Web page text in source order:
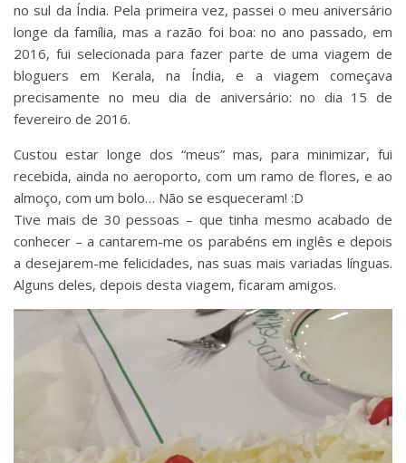
no sul da Índia. Pela primeira vez, passei o meu aniversário
longe da família, mas a razão foi boa: no ano passado, em
2016, fui selecionada para fazer parte de uma viagem de
bloguers em Kerala, na Índia, e a viagem começava
precisamente no meu dia de aniversário: no dia 15 de
fevereiro de 2016.
Custou estar longe dos “meus” mas, para minimizar, fui
recebida, ainda no aeroporto, com um ramo de flores, e ao
almoço, com um bolo… Não se esqueceram! :D
Tive mais de 30 pessoas – que tinha mesmo acabado de
conhecer – a cantarem-me os parabéns em inglês e depois
a desejarem-me felicidades, nas suas mais variadas línguas.
Alguns deles, depois desta viagem, ficaram amigos.